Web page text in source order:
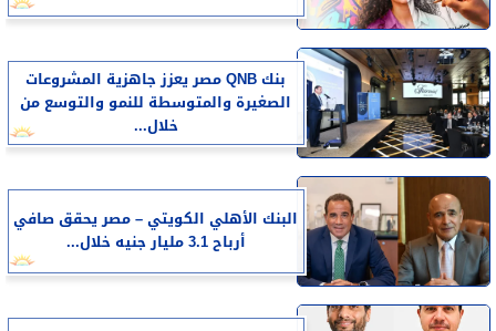
بنك QNB مصر يعزز جاهزية المشروعات
الصغيرة والمتوسطة للنمو والتوسع من
خلال...
البنك الأهلي الكويتي – مصر يحقق صافي
أرباح 3.1 مليار جنيه خلال...